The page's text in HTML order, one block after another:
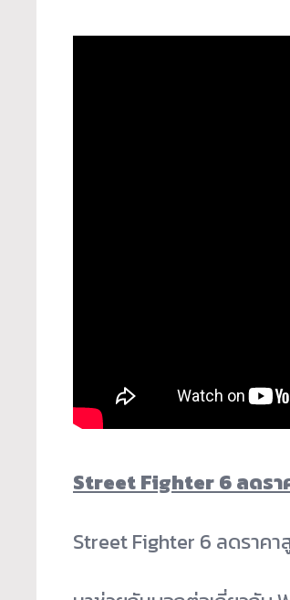
Street Fighter 6 ลดร
Street Fighter 6 ลดราค